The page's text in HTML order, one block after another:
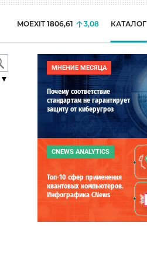
MOEXIT 1806,61 3,08 КАТАЛОГ
МНЕНИЕ МЕСЯЦА
Почему соответствие
стандартам не гарантирует
защиту от киберугроз
CNEWS ANALYTICS
Топ-10 сфер применения
квантовых компьютеров.
Инфографика CNews